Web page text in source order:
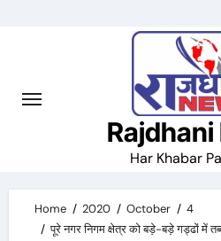
Har Khabar
Home 2020 October
4
पूरे नगर निगम क्षेत्र को बड़े-बड़े गड्ढों में